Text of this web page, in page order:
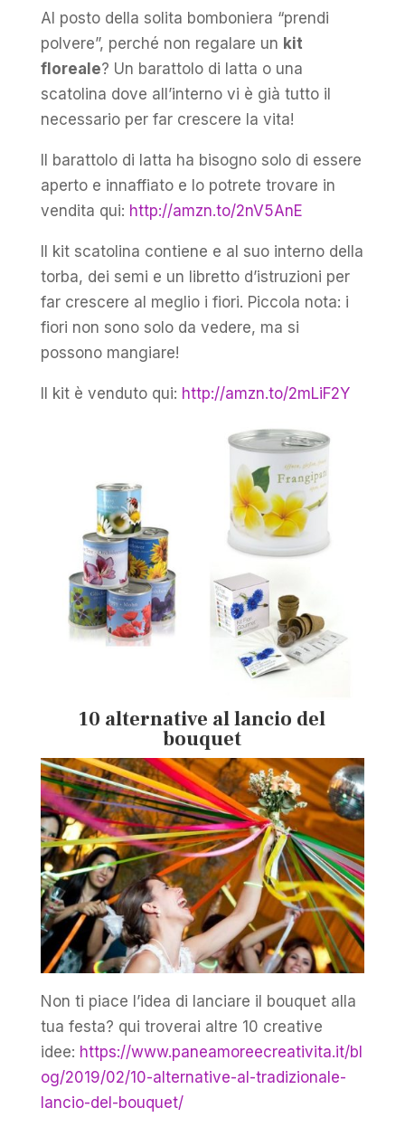
Al posto della solita bomboniera “prendi
polvere”, perché non regalare un kit
floreale? Un barattolo di latta o una
scatolina dove all’interno vi è già tutto il
necessario per far crescere la vita!
Il barattolo di latta ha bisogno solo di essere
aperto e innaffiato e lo potrete trovare in
vendita qui: http://amzn.to/2nV5AnE
Il kit scatolina contiene e al suo interno della
torba, dei semi e un libretto d’istruzioni per
far crescere al meglio i fiori. Piccola nota: i
fiori non sono solo da vedere, ma si
possono mangiare!
Il kit è venduto qui: http://amzn.to/2mLiF2Y
10 alternative al lancio del
bouquet
Non ti piace l’idea di lanciare il bouquet alla
tua festa? qui troverai altre 10 creative
idee: https://www.paneamoreecreativita.it/bl
og/2019/02/10-alternative-al-tradizionale-
lancio-del-bouquet/